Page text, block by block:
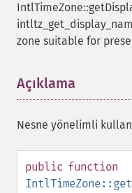
zone suitable for
Açıklama
Nesne yönelimli
public function